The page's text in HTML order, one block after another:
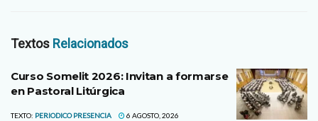
Textos Relacionados
Curso Somelit 2026: Invitan a formarse
en Pastoral Litúrgica
TEXTO: PERIODICO PRESENCIA 6 AGOSTO, 2026